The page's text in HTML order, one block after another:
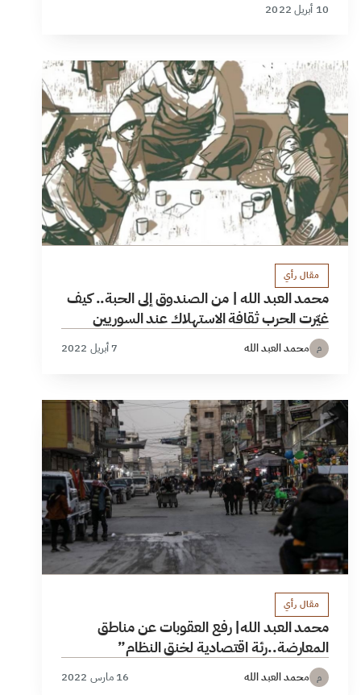
10 أبريل 2022
مقال رأي
محمد العبد الله | من الصندوق إلى الحبة.. كيف
غيّرت الحرب ثقافة الاستهلاك عند السوريين
م محمد العبد الله 7 أبريل 2022
مقال رأي
محمد العبد الله| رفع العقوبات عن مناطق
المعارضة..رئة اقتصادية لخنق النظام”
م محمد العبد الله 16 مارس 2022